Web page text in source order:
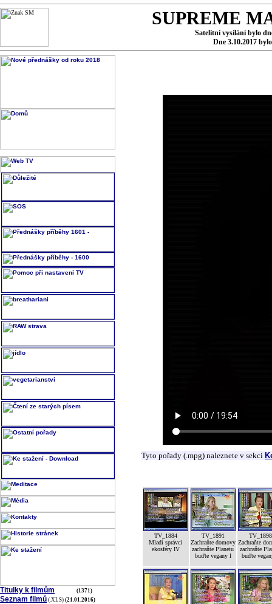
SUPREME
Satelitní vysílání bylo
Dne 3.10.2017
Titulky k filmům (1371)
Seznam filmů (.XLS) (21.01.2016)
Tyto pořady (.mpg) naleznete v sekci
TV_1884
Mladí správci
ekosféry IV
TV_1891
Zachraňte domovy
zachraňte Planetu
buďte vegany I
TV_1898
Zachraňte
zachraňte
buďte